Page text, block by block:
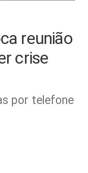
reunião
crise
por telefone